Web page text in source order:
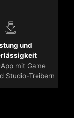
und
mit Game
Studio-Treibern